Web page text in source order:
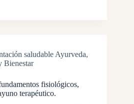
saludable Ayurveda,
Bienestar
fisiológicos,
terapéutico.